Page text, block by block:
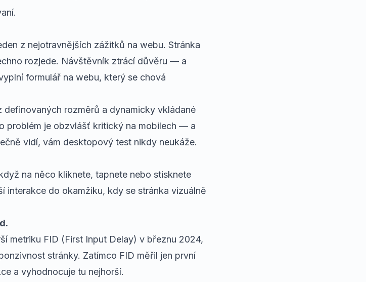
z nejotravnějších zážitků na webu. Stránka
rozjede. Návštěvník ztrácí důvěru — a
formulář na webu, který se chová
rozměrů a dynamicky vkládané
problém je obzvlášť kritický na mobilech — a
vidí, vám desktopový test nikdy neukáže.
na něco kliknete, tapnete nebo stisknete
interakce do okamžiku, kdy se stránka vizuálně
metriku FID (First Input Delay) v březnu 2024,
stránky. Zatímco FID měřil jen první
a vyhodnocuje tu nejhorší.